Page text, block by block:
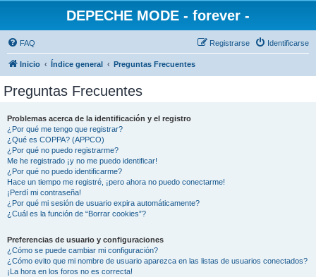
DEPECHE MODE - forever -
FAQ Identificarse
Registrarse
Inicio Índice general Preguntas Frecuentes
Preguntas Frecuentes
Problemas acerca de la identificación y el registro
¿Por qué me tengo que registrar?
¿Qué es COPPA? (APPCO)
¿Por qué no puedo registrarme?
Me he registrado ¡y no me puedo identificar!
¿Por qué no puedo identificarme?
Hace un tiempo me registré, ¡pero ahora no puedo conectarme!
¡Perdí mi contraseña!
¿Por qué mi sesión de usuario expira automáticamente?
¿Cuál es la función de “Borrar cookies”?
Preferencias de usuario y configuraciones
¿Cómo se puede cambiar mi configuración?
¿Cómo evito que mi nombre de usuario aparezca en las listas de usuarios conectados?
¡La hora en los foros no es correcta!